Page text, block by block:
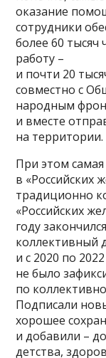
оказание
сотрудники
более 60 тысяч
работу –
и почти 20
совместно с
народным
и вместе
на территории.
При этом
в «Российских
традиционно
«Российских
году закончился
коллективный
и с 2020 по
не было
по
Подписали
хорошее
и добавили –
детства,